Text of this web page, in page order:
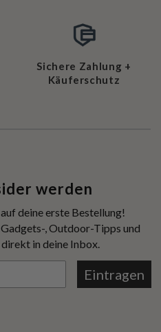
Sichere Zahlung +
Käuferschutz
werden
auf deine erste Bestellung!
, Outdoor-Tipps und
in deine Inbox.
Eintragen